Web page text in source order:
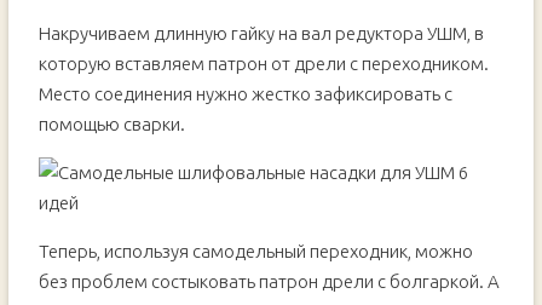
Накручиваем длинную гайку на вал редуктора УШМ, в
которую вставляем патрон от дрели с переходником.
Место соединения нужно жестко зафиксировать с
помощью сварки.
Теперь, используя самодельный переходник, можно
без проблем состыковать патрон дрели с болгаркой. А